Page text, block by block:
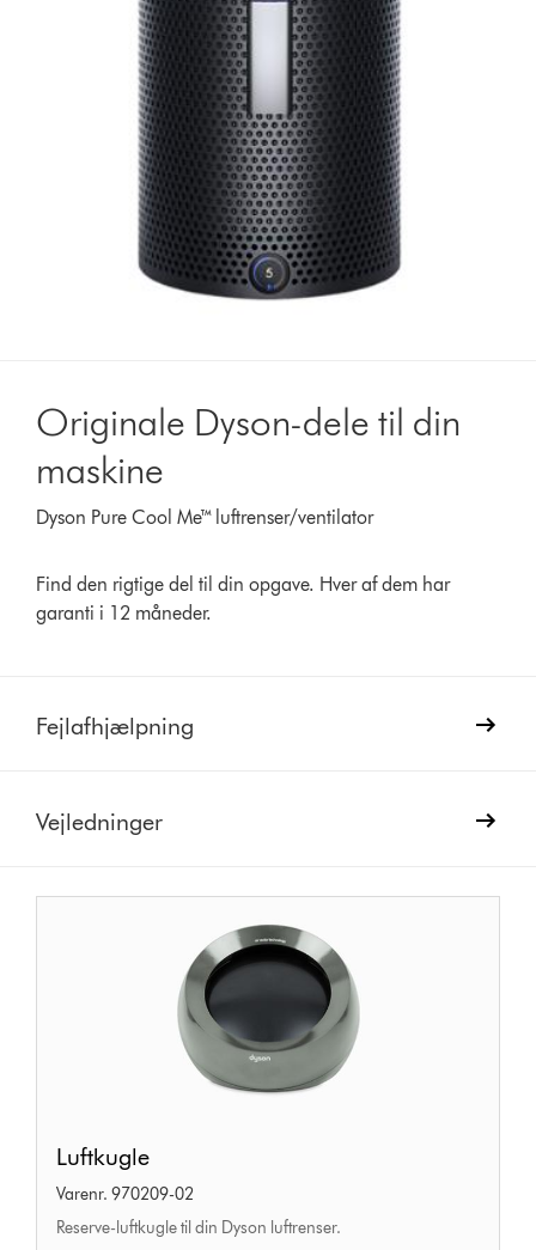
Originale Dyson-dele til din
maskine
Dyson Pure Cool Me™ luftrenser/ventilator
Find den rigtige del til din opgave. Hver af dem har
garanti i 12 måneder.
Fejlafhjælpning
Vejledninger
Luftkugle
Varenr. 970209-02
Reserve-luftkugle til din Dyson luftrenser.